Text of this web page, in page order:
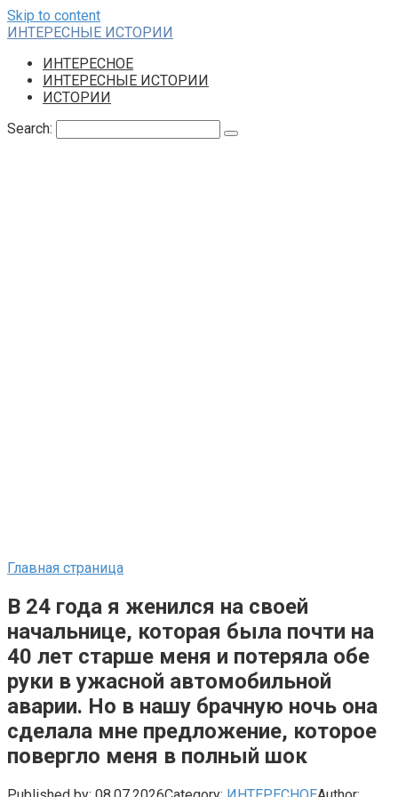
Skip to content
ИНТЕРЕСНЫЕ ИСТОРИИ
ИНТЕРЕСНОЕ
ИНТЕРЕСНЫЕ ИСТОРИИ
ИСТОРИИ
Search:
Главная страница
В 24 года я женился на своей
начальнице, которая была почти на
40 лет старше меня и потеряла обе
руки в ужасной автомобильной
аварии. Но в нашу брачную ночь она
сделала мне предложение, которое
повергло меня в полный шок